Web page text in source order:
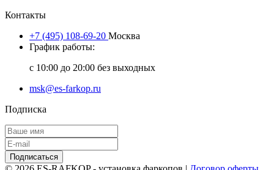
Контакты
+7 (495) 108-69-20 Москва
График работы:
с 10:00 до 20:00 без выходных
msk@es-farkop.ru
Подписка
Подписаться